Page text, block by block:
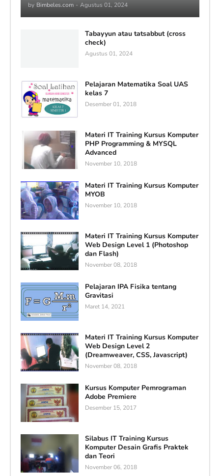
by Bimbeles.com - Agustus 01, 2024
Tabayyun atau tatsabbut (cross
check)
Agustus 01, 2024
Pelajaran Matematika Soal UAS
kelas 7
Desember 01, 2018
Materi IT Training Kursus Komputer
PHP Programming & MYSQL
Advanced
November 10, 2018
Materi IT Training Kursus Komputer
MYOB
November 10, 2018
Materi IT Training Kursus Komputer
Web Design Level 1 (Photoshop
dan Flash)
November 08, 2018
Pelajaran IPA Fisika tentang
Gravitasi
Maret 14, 2021
Materi IT Training Kursus Komputer
Web Design Level 2
(Dreamweaver, CSS, Javascript)
November 08, 2018
Kursus Komputer Pemrograman
Adobe Premiere
Desember 15, 2017
Silabus IT Training Kursus
Komputer Desain Grafis Praktek
dan Teori
November 06, 2018